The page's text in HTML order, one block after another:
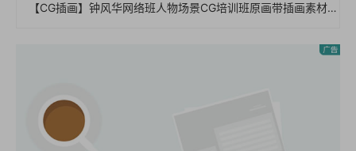
【CG插画】钟风华网络班人物场景CG培训班原画带插画素材完整视频教程